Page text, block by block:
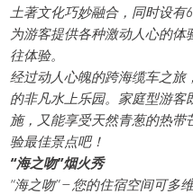
土著文化巧妙融合，同时设有
为游客提供各种激动人心的
往体验。
经过动人心魄的跨海缆车之旅
的非凡水上乐园。家庭型游
施，又能享受天然青葱的热
验最佳景点吧！
“海之吻”烟火秀
“海之吻” — 您的住宿空间可多